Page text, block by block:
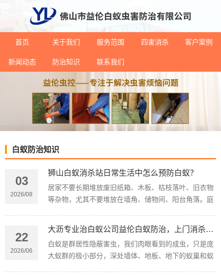
首页 关于我们 服务范围 四害消杀 客户案例
新闻动态 防治知识 联系我们
白蚁防治知识
03
2026/08
狮山白蚁消杀站日常生活中怎么预防白蚁？
居家不要长期堆放废旧纸箱、木板、枯枝落叶、旧衣物
等杂物，尤其不要堆放在墙角、储物间、阳台角落。庭
22
2026/06
大沥专业治白蚁公司益伦白蚁防治，上门消杀更省心
白蚁是群居性隐蔽害虫，我们肉眼看到的成虫，只是庞
大蚁群的极小部分，深处墙体、地板、地下的蚁巢和蚁